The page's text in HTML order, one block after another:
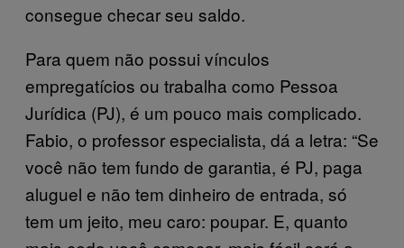
consegue checar seu saldo.
Para quem não possui vínculos
empregatícios ou trabalha como Pessoa
Jurídica (PJ), é um pouco mais complicado.
Fabio, o professor especialista, dá a letra: “Se
você não tem fundo de garantia, é PJ, paga
aluguel e não tem dinheiro de entrada, só
tem um jeito, meu caro: poupar. E, quanto